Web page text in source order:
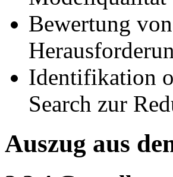
Bewertung
Identifikation
Search zur
Auszug aus